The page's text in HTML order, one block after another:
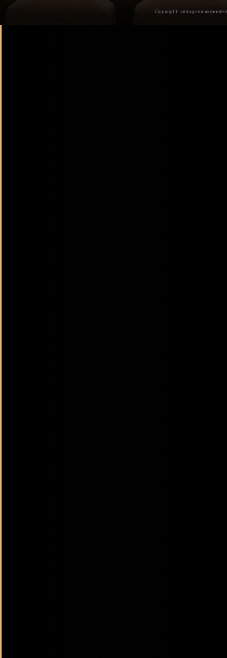
Copyright: